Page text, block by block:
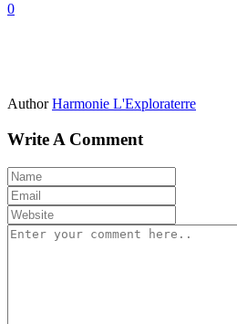
0
Author Harmonie L'Exploraterre
Write A Comment